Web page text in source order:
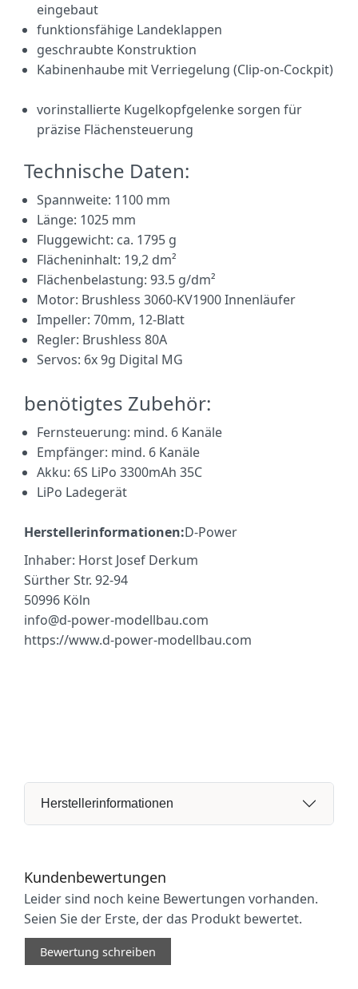
eingebaut
funktionsfähige Landeklappen
geschraubte Konstruktion
Kabinenhaube mit Verriegelung (Clip-on-Cockpit)
vorinstallierte Kugelkopfgelenke sorgen für
präzise Flächensteuerung
Technische Daten:
Spannweite: 1100 mm
Länge: 1025 mm
Fluggewicht: ca. 1795 g
Flächeninhalt: 19,2 dm²
Flächenbelastung: 93.5 g/dm²
Motor: Brushless 3060-KV1900 Innenläufer
Impeller: 70mm, 12-Blatt
Regler: Brushless 80A
Servos: 6x 9g Digital MG
benötigtes Zubehör:
Fernsteuerung: mind. 6 Kanäle
Empfänger: mind. 6 Kanäle
Akku: 6S LiPo 3300mAh 35C
LiPo Ladegerät
Herstellerinformationen:D-Power
Inhaber: Horst Josef Derkum
Sürther Str. 92-94
50996 Köln
info@d-power-modellbau.com
https://www.d-power-modellbau.com
Herstellerinformationen
Kundenbewertungen
Leider sind noch keine Bewertungen vorhanden.
Seien Sie der Erste, der das Produkt bewertet.
Bewertung schreiben